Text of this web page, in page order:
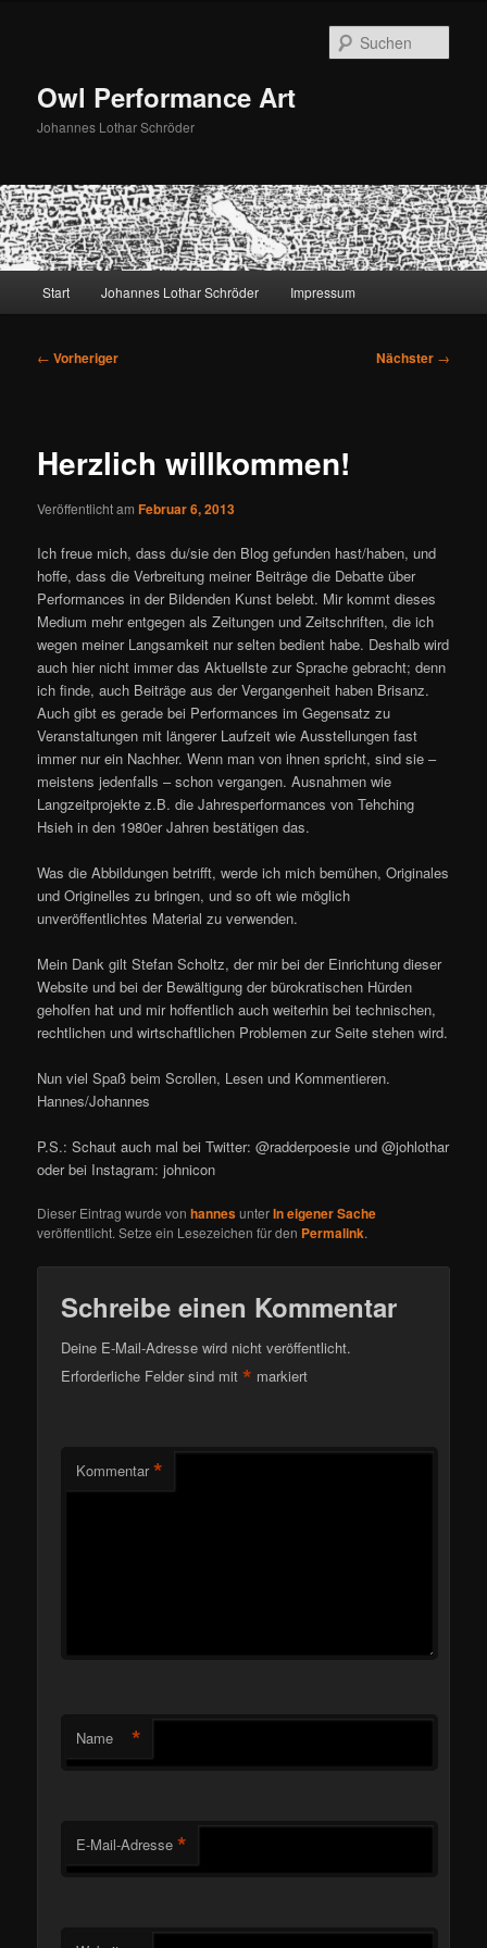
Owl Performance Art
Johannes Lothar Schröder
Start Johannes Lothar Schröder Impressum
Beitragsnavigation
← Vorheriger Nächster →
Herzlich willkommen!
Veröffentlicht amFebruar 6, 2013
Ich freue mich, dass du/sie den Blog gefunden hast/haben, und
hoffe, dass die Verbreitung meiner Beiträge die Debatte über
Performances in der Bildenden Kunst belebt. Mir kommt dieses
Medium mehr entgegen als Zeitungen und Zeitschriften, die ich
wegen meiner Langsamkeit nur selten bedient habe. Deshalb wird
auch hier nicht immer das Aktuellste zur Sprache gebracht; denn
ich finde, auch Beiträge aus der Vergangenheit haben Brisanz.
Auch gibt es gerade bei Performances im Gegensatz zu
Veranstaltungen mit längerer Laufzeit wie Ausstellungen fast
immer nur ein Nachher. Wenn man von ihnen spricht, sind sie –
meistens jedenfalls – schon vergangen. Ausnahmen wie
Langzeitprojekte z.B. die Jahresperformances von Tehching
Hsieh in den 1980er Jahren bestätigen das.
Was die Abbildungen betrifft, werde ich mich bemühen, Originales
und Originelles zu bringen, und so oft wie möglich
unveröffentlichtes Material zu verwenden.
Mein Dank gilt Stefan Scholtz, der mir bei der Einrichtung dieser
Website und bei der Bewältigung der bürokratischen Hürden
geholfen hat und mir hoffentlich auch weiterhin bei technischen,
rechtlichen und wirtschaftlichen Problemen zur Seite stehen wird.
Nun viel Spaß beim Scrollen, Lesen und Kommentieren.
Hannes/Johannes
P.S.: Schaut auch mal bei Twitter: @radderpoesie und @johlothar
oder bei Instagram: johnicon
Dieser Eintrag wurde vonhannesunterIn eigener Sache
veröffentlicht. Setze ein Lesezeichen für den Permalink.
Schreibe einen Kommentar
Deine E-Mail-Adresse wird nicht veröffentlicht.
Erforderliche Felder sind mit* markiert
Kommentar *
Name *
E-Mail-Adresse *